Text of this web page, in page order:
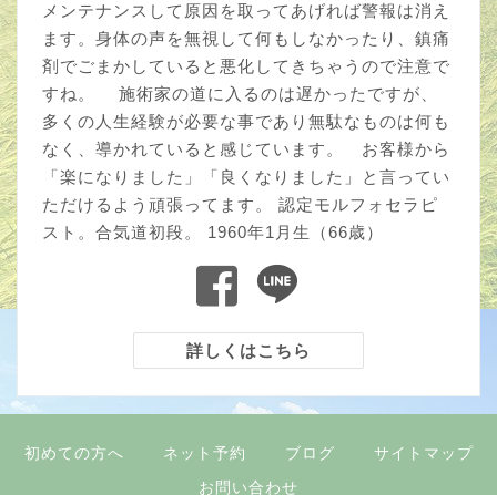
メンテナンスして原因を取ってあげれば警報は消え
ます。身体の声を無視して何もしなかったり、鎮痛
剤でごまかしていると悪化してきちゃうので注意で
すね。 施術家の道に入るのは遅かったですが、
多くの人生経験が必要な事であり無駄なものは何も
なく、導かれていると感じています。 お客様から
「楽になりました」「良くなりました」と言ってい
ただけるよう頑張ってます。 認定モルフォセラピ
スト。合気道初段。 1960年1月生（66歳）
詳しくはこちら
初めての方へ ネット予約 ブログ
サイトマップ
お問い合わせ